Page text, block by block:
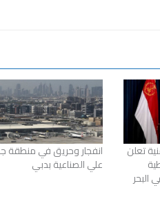
تعلن
البحر
انفجار وحريق في منطقة
علي الصناعية بدبي